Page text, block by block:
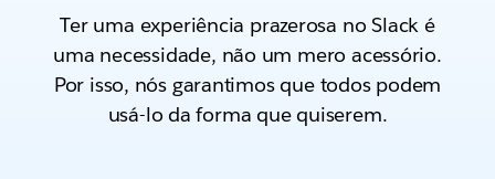
Ter uma experiência prazerosa no Slack é
uma necessidade, não um mero acessório.
Por isso, nós garantimos que todos podem
usá-lo da forma que quiserem.